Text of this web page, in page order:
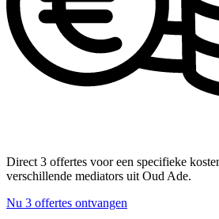
Direct 3 offertes voor een specifieke
verschillende mediators uit Oud Ade.
Nu 3 offertes ontvangen